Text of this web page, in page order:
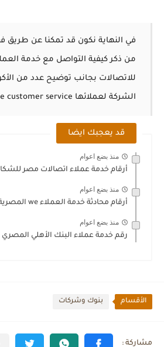
في النهاية نكون قد تمكنا عن طريق
للاتصالات بجانب توضيح عدد من
الشركة لعملائها we customer service.
قد يعجبك ايضا
منذ بضع اعوام
أرقام خدمة عملاء اتصالات مصر
منذ بضع اعوام
أرقام محادثة خدمة العملاء we المصرية للاتصالات
منذ بضع اعوام
رقم خدمة عملاء البنك الأهلي
الأقسام بنوك وشركات